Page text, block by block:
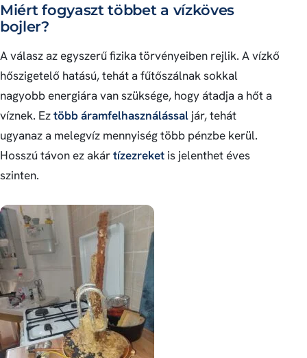
Miért fogyaszt többet a vízköves
bojler?
A válasz az egyszerű fizika törvényeiben rejlik. A vízkő
hőszigetelő hatású, tehát a fűtőszálnak sokkal
nagyobb energiára van szüksége, hogy átadja a hőt a
víznek. Eztöbb áramfelhasználással jár, tehát
ugyanaz a melegvíz mennyiség több pénzbe kerül.
Hosszú távon ez akártízezreket is jelenthet éves
szinten.